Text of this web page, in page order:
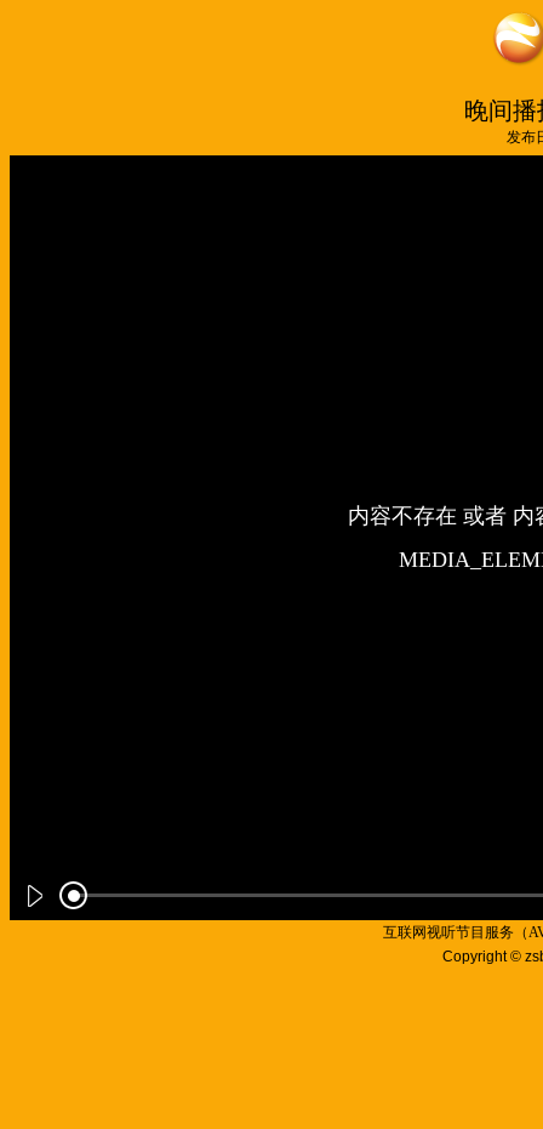
晚间播
发布
互联网视听节目服务（
Copyright ©